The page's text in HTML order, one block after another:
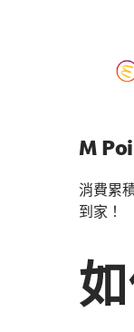
M
消費累
到家！